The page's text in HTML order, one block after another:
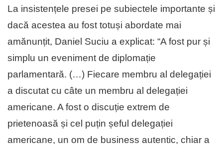
La insistențele presei pe subiectele importante și
dacă acestea au fost totuși abordate mai
amănunțit, Daniel Suciu a explicat: “A fost pur și
simplu un eveniment de diplomație
parlamentară. (…) Fiecare membru al delegației
a discutat cu câte un membru al delegației
americane. A fost o discuție extrem de
prietenoasă și cel puțin șeful delegației
americane, un om de business autentic, chiar a